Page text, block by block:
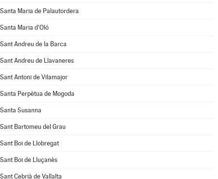
Santa Maria de Palautordera
Santa Maria d'Oló
Sant Andreu de la Barca
Sant Andreu de Llavaneres
Sant Antoni de Vilamajor
Santa Perpètua de Mogoda
Santa Susanna
Sant Bartomeu del Grau
Sant Boi de Llobregat
Sant Boi de Lluçanès
Sant Cebrià de Vallalta